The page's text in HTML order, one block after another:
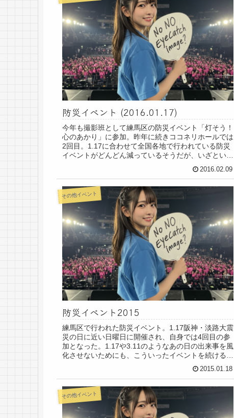
防災イベント (2016.01.17)
今年も撮影班として練馬区の防災イベント「灯そう！
心のあかり」に参加。昨年に続きココネリホールでは
2回目。1.17に合わせて全国各地で行われている防災
イベントがどんどん減っているそうだが、いざという
2016.02.09
その他イベント
防災イベント2015
練馬区で行われた防災イベント。1.17阪神・淡路大震
災の日に近い日曜日に開催され、自身では4回目の参
加となった。1.17や3.11のようなあの日の出来事を風
化させないためにも、こういったイベントを続ける意
2015.01.18
その他イベント